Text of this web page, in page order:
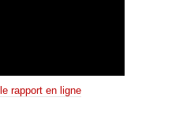
rapport en ligne